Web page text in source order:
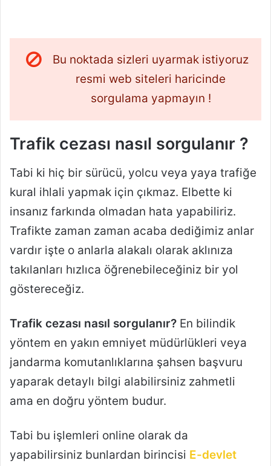
Bu noktada sizleri uyarmak istiyoruz
resmi web siteleri haricinde
sorgulama yapmayın !
Trafik cezası nasıl sorgulanır ?
Tabi ki hiç bir sürücü, yolcu veya yaya trafiğe
kural ihlali yapmak için çıkmaz. Elbette ki
insanız farkında olmadan hata yapabiliriz.
Trafikte zaman zaman acaba dediğimiz anlar
vardır işte o anlarla alakalı olarak aklınıza
takılanları hızlıca öğrenebileceğiniz bir yol
göstereceğiz.
Trafik cezası nasıl sorgulanır? En bilindik
yöntem en yakın emniyet müdürlükleri veya
jandarma komutanlıklarına şahsen başvuru
yaparak detaylı bilgi alabilirsiniz zahmetli
ama en doğru yöntem budur.
Tabi bu işlemleri online olarak da
yapabilirsiniz bunlardan birincisi E-devlet